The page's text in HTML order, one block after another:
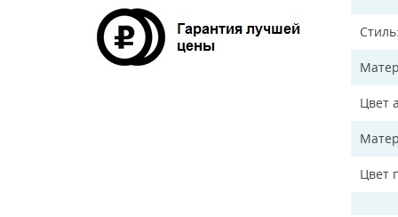
Стиль
Цвет
Цвет